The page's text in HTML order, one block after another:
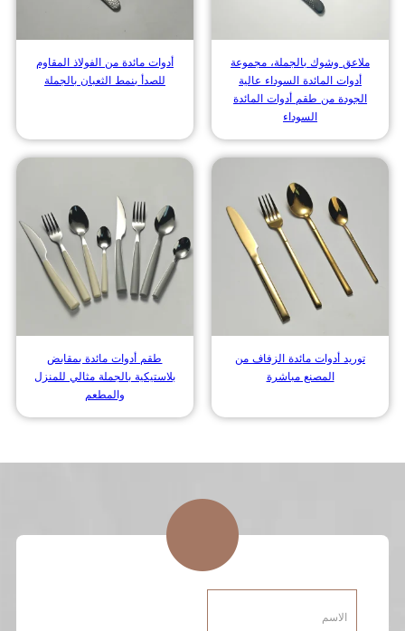
ملاعق وشوك بالجملة، مجموعة
أدوات المائدة السوداء عالية
الجودة من طقم أدوات المائدة
السوداء
أدوات مائدة من الفولاذ المقاوم
للصدأ بنمط الثعبان بالجملة
توريد أدوات مائدة الزفاف من
المصنع مباشرة
طقم أدوات مائدة بمقابض
بلاستيكية بالجملة مثالي للمنزل
والمطعم